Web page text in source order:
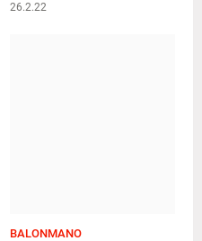
26.2.22
BALONMANO